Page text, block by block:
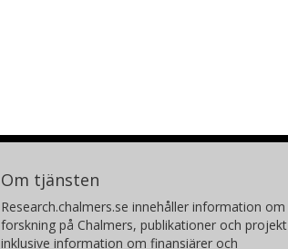
Om tjänsten
Research.chalmers.se innehåller information om
forskning på Chalmers, publikationer och projekt
inklusive information om finansiärer och